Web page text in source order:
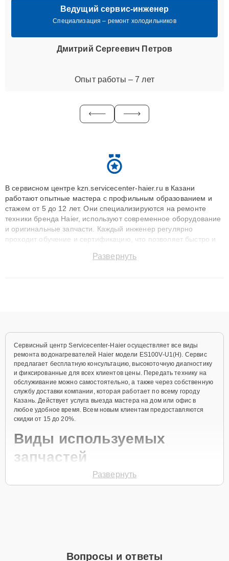
Ведущий сервис-инженер
Специализация – ремонт холодильников
Дмитрий Сергеевич Петров
Опыт работы – 7 лет
В сервисном центре kzn.servicecenter-haier.ru в Казани
работают опытные мастера с профильным образованием и
стажем от 5 до 12 лет. Они специализируются на ремонте
техники бренда Haier, используют современное оборудование
и оригинальные запчасти. Каждый инженер регулярно
проходит обучение и сертификацию, что позволяет быстро и
сохранением гарантии до 3 лет. Наши мастера решают
Развернуть
Сервисный центр Servicecenter-Haier осуществляет все виды
ремонта водонагревателей Haier модели ES100V-U1(H). Сервис
предлагает бесплатную консультацию, высокоточную диагностику
и фиксированные для всех клиентов цены. Передать технику на
обслуживание можно самостоятельно, а также через собственную
службу доставки компании, которая работает по всему городу
Казань. Действует услуга выезда мастера на дом или офис в
любое удобное время. Всем новым клиентам предоставляются
скидки от 15 до 20%.
Виды используемых
запчастей
Для ремонта водонагревателя модели ES100V-U1(H)
активное использование устройства дольше
Развернуть
Вопросы и ответы